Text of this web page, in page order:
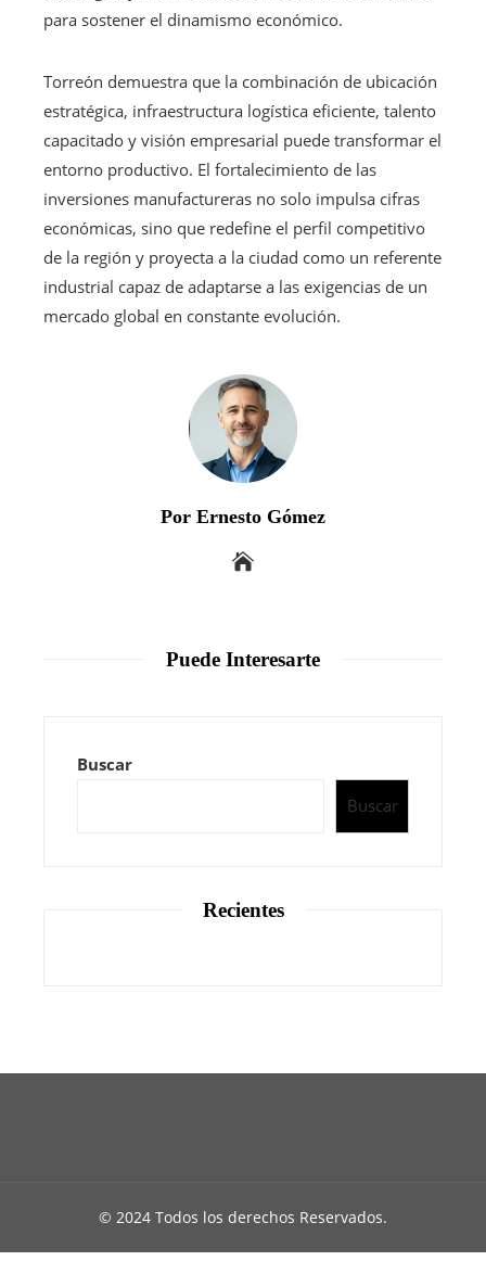
para sostener el dinamismo económico.
Torreón demuestra que la combinación de ubicación
estratégica, infraestructura logística eficiente, talento
capacitado y visión empresarial puede transformar el
entorno productivo. El fortalecimiento de las
inversiones manufactureras no solo impulsa cifras
económicas, sino que redefine el perfil competitivo
de la región y proyecta a la ciudad como un referente
industrial capaz de adaptarse a las exigencias de un
mercado global en constante evolución.
Por Ernesto Gómez
Puede Interesarte
Buscar
Buscar
Recientes
© 2024 Todos los derechos Reservados.